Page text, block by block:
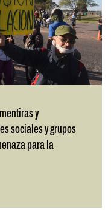
y
sociales y grupos
para la